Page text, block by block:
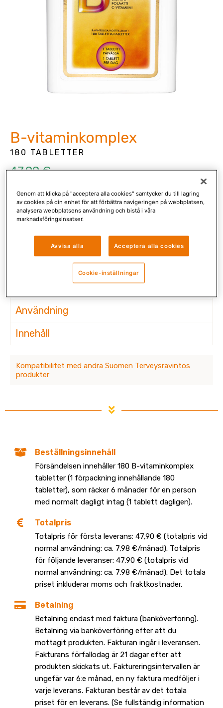
B-vitaminkomplex
180 TABLETTER
47,90 €
Glutenfri, laktosfri, mjölkfri, sockerfri, vegansk.
B-vitamin­komplex
Användning
Innehåll
Kompatibilitet med andra Suomen Terveysravintos
produkter
Beställningsinnehåll
Försändelsen innehåller 180 B-vitaminkomplex
tabletter (1 förpackning innehållande 180
tabletter), som räcker 6 månader för en person
med normalt dagligt intag (1 tablett dagligen).
Totalpris
Totalpris för första leverans: 47,90 € (totalpris vid
normal användning: ca. 7,98 €/månad). Totalpris
för följande leveranser: 47,90 € (totalpris vid
normal användning: ca. 7,98 €/månad). Det totala
priset inkluderar moms och fraktkostnader.
Betalning
Betalning endast med faktura (banköverföring).
Betalning via banköverföring efter att du
mottagit produkten. Fakturan ingår i leveransen.
Fakturans förfallodag är 21 dagar efter att
produkten skickats ut. Faktureringsintervallen är
ungefär var 6:e månad, en ny faktura medföljer i
varje leverans. Fakturan består av det totala
priset för en leverans. (Se fullständig information
Genom att klicka på "acceptera alla cookies" samtycker du till lagring
av cookies på din enhet för att förbättra navigeringen på webbplatsen,
analysera webbplatsens användning och bistå i våra
marknadsföringsinsatser.
Avvisa alla Acceptera alla cookies
Cookie-inställningar